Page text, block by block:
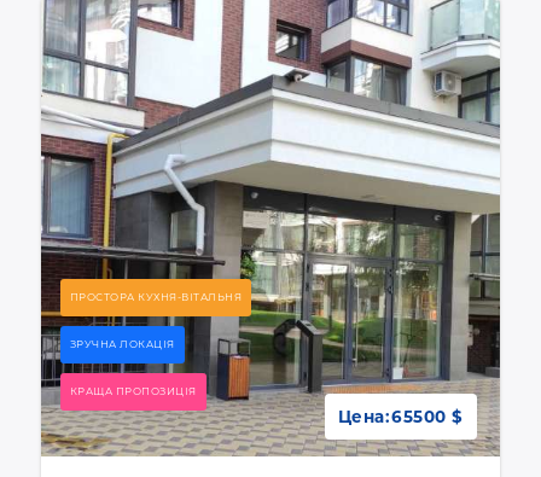
ПРОСТОРА КУХНЯ-ВІТАЛЬНЯ
ЗРУЧНА ЛОКАЦІЯ
КРАЩА ПРОПОЗИЦІЯ
Цена:65500 $